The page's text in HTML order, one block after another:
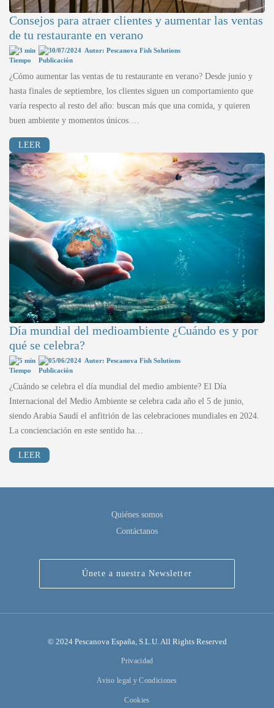
Consejos para atraer clientes y aumentar las ventas
de tu restaurante en verano
3 min 30/07/2024 Autor: Pescanova Fish Solutions
¿Cómo aumentar las ventas de tu restaurante en verano? Desde junio y
hasta finales de septiembre, los clientes siguen un comportamiento que
varía respecto al resto del año: buscan más que una comida, y quieren
buen ambiente y momentos únicos.…
LEER
Día mundial del medioambiente ¿Cuándo es y por
qué se celebra?
5 min 05/06/2024 Autor: Pescanova Fish Solutions
¿Cuándo se celebra el día mundial del medio ambiente? El Día
Internacional del Medio Ambiente se celebra cada año el 5 de junio,
siendo Arabia Saudí el anfitrión de las celebraciones mundiales en 2024.
La concienciación en este sentido ha…
LEER
Quiénes somos
Contáctanos
Únete a nuestra Newsletter
© 2024 Pescanova España, S.L.U. All Rights Reserved
Privacidad
Aviso legal y Condiciones
Cookies